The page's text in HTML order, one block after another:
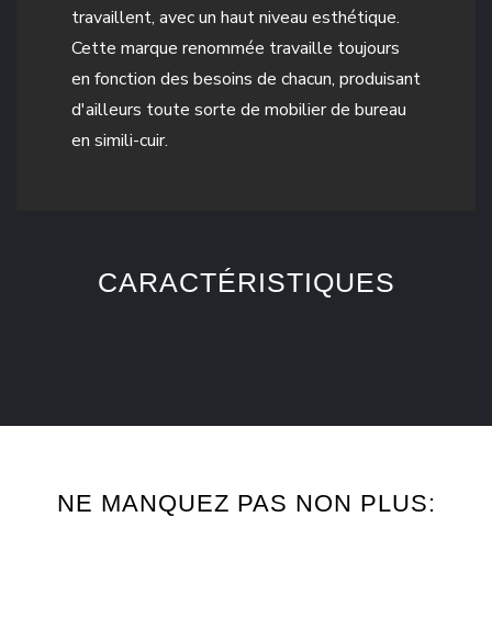
travaillent, avec un haut niveau esthétique.
Cette marque renommée travaille toujours
en fonction des besoins de chacun, produisant
d'ailleurs toute sorte de mobilier de bureau
en simili-cuir.
CARACTÉRISTIQUES
NE MANQUEZ PAS NON PLUS: